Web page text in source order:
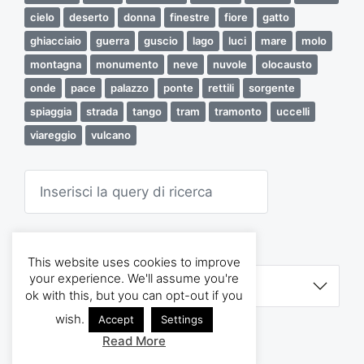
r
t
i
c
o
l
o
cielo
deserto donna finestre fiore
gatto
ghiacciaio
guerra guscio lago luci mare
molo
montagna
monumento neve nuvole
olocausto
onde
pace palazzo ponte rettili
sorgente
spiaggia
strada tango tram tramonto
uccelli
viareggio
vulcano
A
c
Tema di
This website uses cookies to improve
your experience. We'll assume you're
ok with this, but you can opt-out if you
wish.
Accept Settings
Read More